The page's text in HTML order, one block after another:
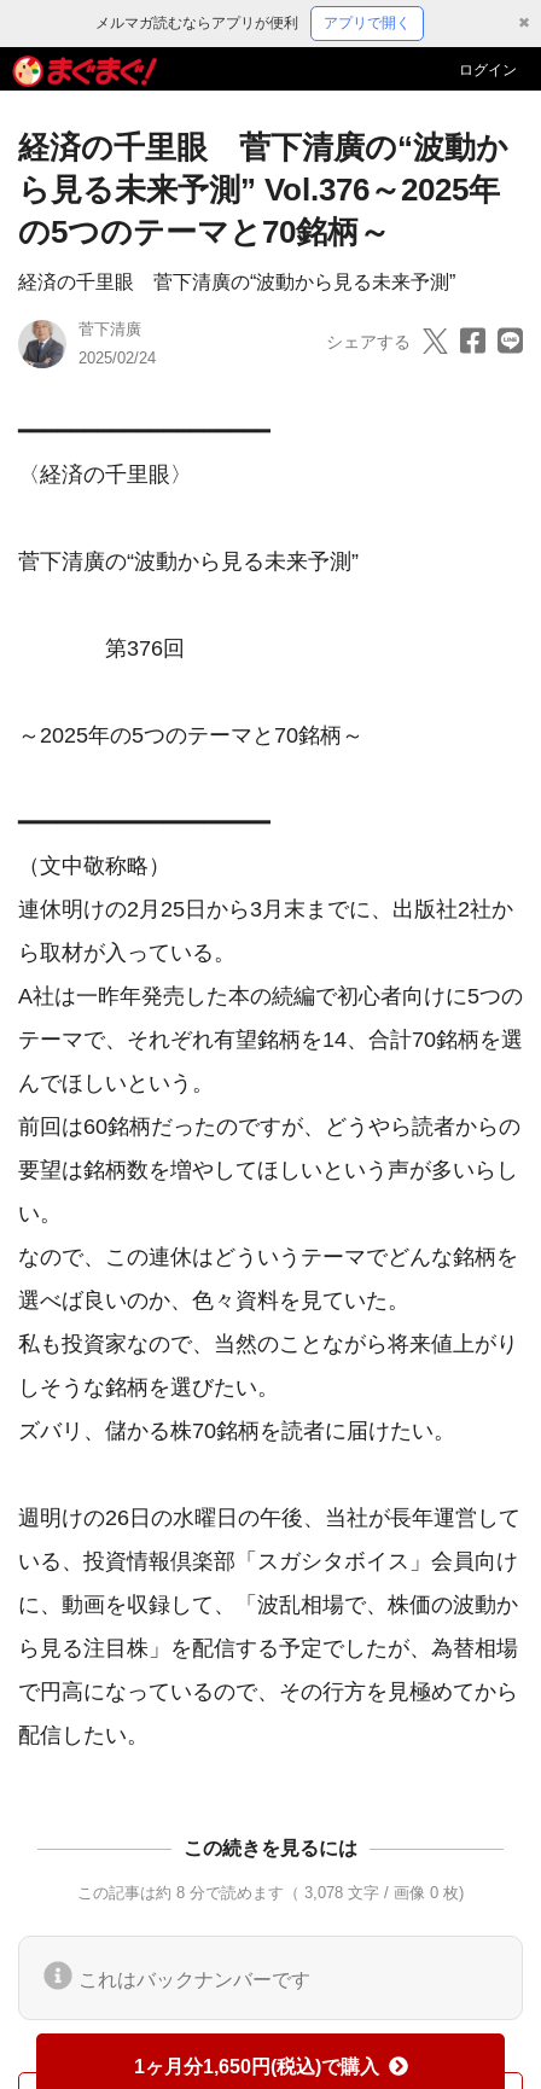
メルマガ読むならアプリが便利 アプリで開く ✖
ログイン
経済の千里眼 菅下清廣の“波動か
ら見る未来予測” Vol.376～2025年
の5つのテーマと70銘柄～
経済の千里眼 菅下清廣の“波動から見る未来予測”
菅下清廣
2025/02/24
シェアする
━━━━━━━━━━━━━━━━━━━
〈経済の千里眼〉
菅下清廣の“波動から見る未来予測”
第376回
～2025年の5つのテーマと70銘柄～
━━━━━━━━━━━━━━━━━━━
（文中敬称略）
連休明けの2月25日から3月末までに、出版社2社か
ら取材が入っている。
A社は一昨年発売した本の続編で初心者向けに5つの
テーマで、それぞれ有望銘柄を14、合計70銘柄を選
んでほしいという。
前回は60銘柄だったのですが、どうやら読者からの
要望は銘柄数を増やしてほしいという声が多いらし
い。
なので、この連休はどういうテーマでどんな銘柄を
選べば良いのか、色々資料を見ていた。
私も投資家なので、当然のことながら将来値上がり
しそうな銘柄を選びたい。
ズバリ、儲かる株70銘柄を読者に届けたい。
週明けの26日の水曜日の午後、当社が長年運営して
いる、投資情報倶楽部「スガシタボイス」会員向け
に、動画を収録して、「波乱相場で、株価の波動か
ら見る注目株」を配信する予定でしたが、為替相場
で円高になっているので、その行方を見極めてから
この続きを見るには
この記事は約 8 分で読めます（ 3,078 文字 / 画像 0 枚)
これはバックナンバーです
1ヶ月分1,650円(税込)で購入